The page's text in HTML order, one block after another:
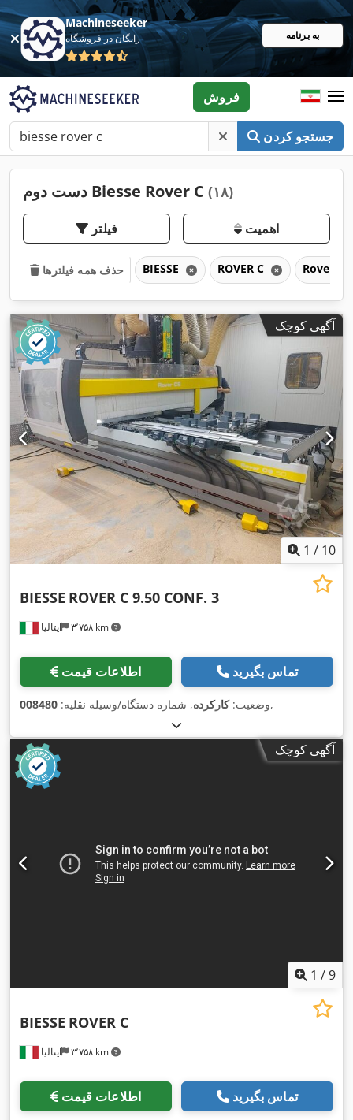
Machineseeker
رایگان در فروشگاه به برنامه
جستجو کردن
فروش
دست دوم Biesse Rover C (۱۸)
فیلتر اهمیت
حذف همه فیلترها BIESSE ROVER C Rover
آگهی کوچک
1 / 10
ایتالیا ۳٬۷۵۸ km
BIESSE ROVER C 9.50 CONF. 3
اطلاعات قیمت تماس بگیرید
وضعیت:کارکرده, شماره دستگاه/وسیله نقلیه: 008480 ,
آگهی کوچک
1 /9
ایتالیا ۳٬۷۵۸ km
BIESSE ROVER C
اطلاعات قیمت تماس بگیرید